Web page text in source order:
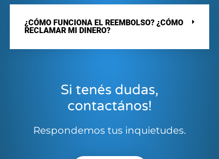
¿CÓMO FUNCIONA EL REEMBOLSO? ¿CÓMO
RECLAMAR MI DINERO?
Si tenés dudas,
contactános!
Respondemos tus inquietudes.